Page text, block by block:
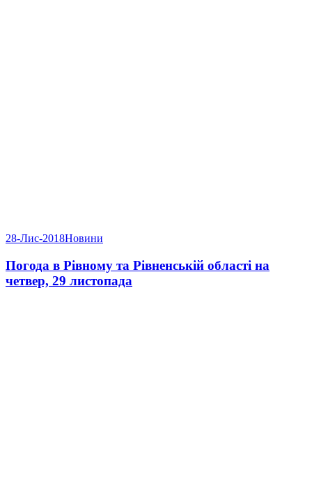
28-Лис-2018Новини
Погода в Рівному та Рівненській області на
четвер, 29 листопада